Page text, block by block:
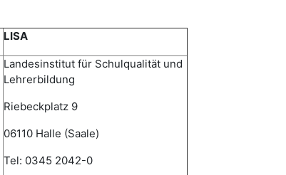
LISA
Landesinstitut für Schulqualität und
Lehrerbildung
Riebeckplatz 9
06110 Halle (Saale)
Tel: 0345 2042-0